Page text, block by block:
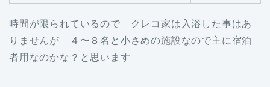
時間が限られているので クレコ家は入浴した事はあ
りませんが ４〜８名と小さめの施設なので主に宿泊
者用なのかな？と思います